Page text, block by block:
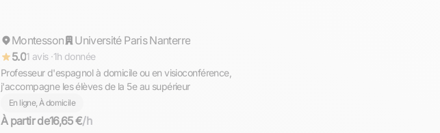
Répond rapidement
Montesson
Université Paris Nanterre
5.01 avis ·1h donnée
Professeur d'espagnol à domicile ou en visioconférence,
j'accompagne les élèves de la 5e au supérieur
En ligne, À domicile
À partir de16,65 €/h